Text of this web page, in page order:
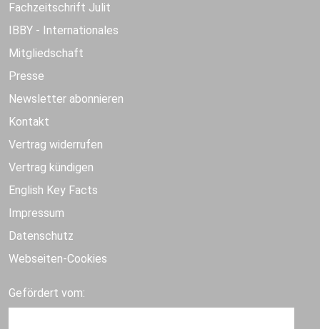
Fachzeitschrift Julit
IBBY - Internationales
Mitgliedschaft
Presse
Newsletter abonnieren
Kontakt
Vertrag widerrufen
Vertrag kündigen
English Key Facts
Impressum
Datenschutz
Webseiten-Cookies
Gefördert vom: